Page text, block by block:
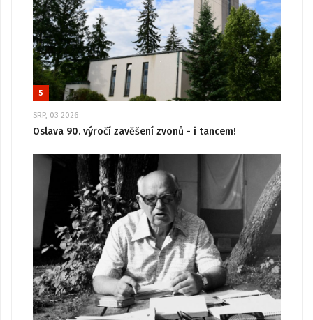
5
SRP, 03 2026
Oslava 90. výročí zavěšení zvonů - i tancem!